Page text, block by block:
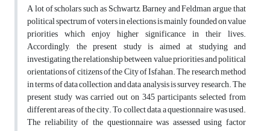
A lot of scholars such as Schwartz, Barney and Feldman argue that
political spectrum of voters in elections is mainly founded on value
priorities which enjoy higher significance in their lives.
Accordingly, the present study is aimed at studying and
investigating the relationship between value priorities and political
orientations of citizens of the City of Isfahan. The research method
in terms of data collection and data analysis is survey research. The
present study was carried out on 345 participants selected from
different areas of the city. To collect data, a questionnaire was used.
The reliability of the questionnaire was assessed using factor